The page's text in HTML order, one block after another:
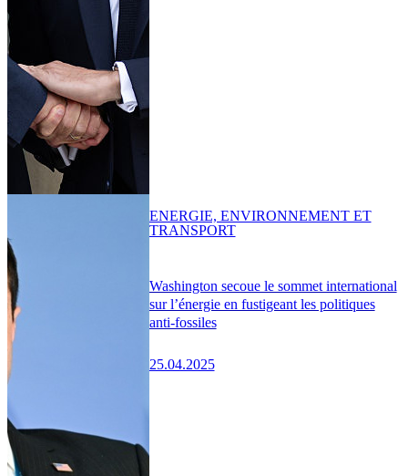
Washington secoue le sommet international
sur l’énergie en fustigeant les politiques
anti-fossiles
25.04.2025
ENERGIE, ENVIRONNEMENT ET
TRANSPORT